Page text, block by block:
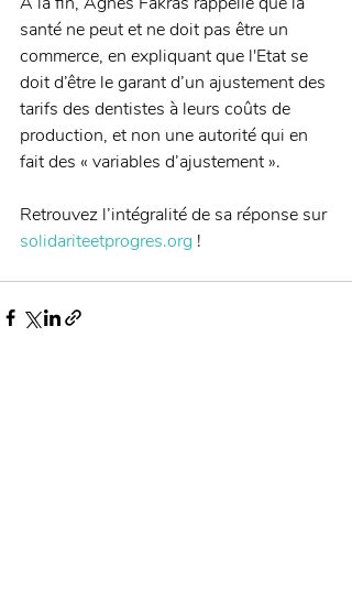
santé ne peut et ne doit pas être un
commerce, en expliquant que l'Etat se
doit d’être le garant d’un ajustement des
tarifs des dentistes à leurs coûts de
production, et non une autorité qui en
fait des « variables d’ajustement ».
Retrouvez l’intégralité de sa réponse sur
solidariteetprogres.org !